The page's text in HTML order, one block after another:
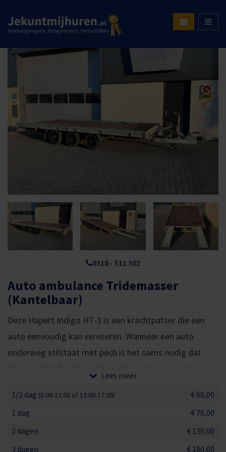
0318 - 511 302
Auto ambulance Tridemasser
(Kantelbaar)
Deze Hapert Indigo HT-3 is een krachtpatser die een
auto eenvoudig kan vervoeren. Wanneer een auto
onderweg stilstaat met pech is het soms nodig dat
een auto ambulance huren zodat je zelf de gestrande
auto op kunt halen.
Een complete aanhangwagen
Lees meer
1/2 dag (8.00-12.00 of 13.00-17.00)
€ 60,00
1 dag
€ 70,00
2 dagen
€ 130,00
3 dagen
€ 180,00